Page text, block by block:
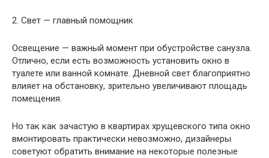
2. Свет — главный помощник
Освещение — важный момент при обустройстве санузла.
Отлично, если есть возможность установить окно в
туалете или ванной комнате. Дневной свет благоприятно
влияет на обстановку, зрительно увеличивают площадь
помещения.
Но так как зачастую в квартирах хрущевского типа окно
вмонтировать практически невозможно, дизайнеры
советуют обратить внимание на некоторые полезные